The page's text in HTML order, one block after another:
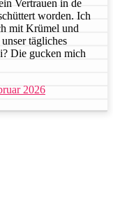
Vertrauen in de
worden. Ich
mit Krümel und
tägliches
Die gucken mich
2026